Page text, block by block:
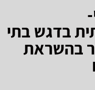
בדגש בתי
בהשראת